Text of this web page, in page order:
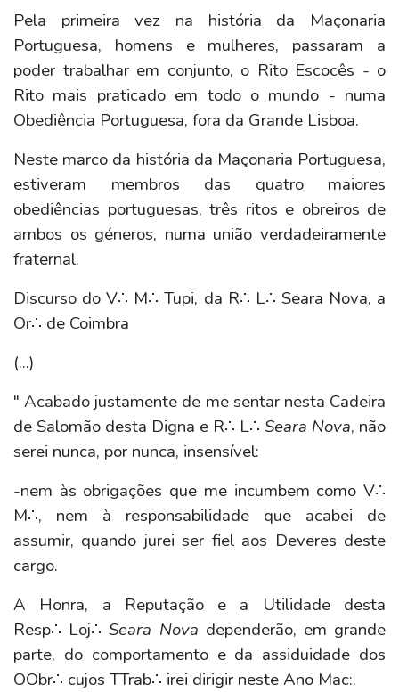
Pela primeira vez na história da Maçonaria
Portuguesa, homens e mulheres, passaram a
poder trabalhar em conjunto, o Rito Escocês - o
Rito mais praticado em todo o mundo - numa
Obediência Portuguesa, fora da Grande Lisboa.
Neste marco da história da Maçonaria Portuguesa,
estiveram membros das quatro maiores
obediências portuguesas, três ritos e obreiros de
ambos os géneros, numa união verdadeiramente
fraternal.
Discurso do V∴ M∴ Tupi, da R∴ L∴ Seara Nova, a
Or∴ de Coimbra
(...)
" Acabado justamente de me sentar nesta Cadeira
de Salomão desta Digna e R∴ L∴ Seara Nova, não
serei nunca, por nunca, insensível:
-nem às obrigações que me incumbem como V∴
M∴, nem à responsabilidade que acabei de
assumir, quando jurei ser fiel aos Deveres deste
cargo.
A Honra, a Reputação e a Utilidade desta
Resp∴ Loj∴ Seara Nova dependerão, em grande
parte, do comportamento e da assiduidade dos
OObr∴ cujos TTrab∴ irei dirigir neste Ano Mac:.